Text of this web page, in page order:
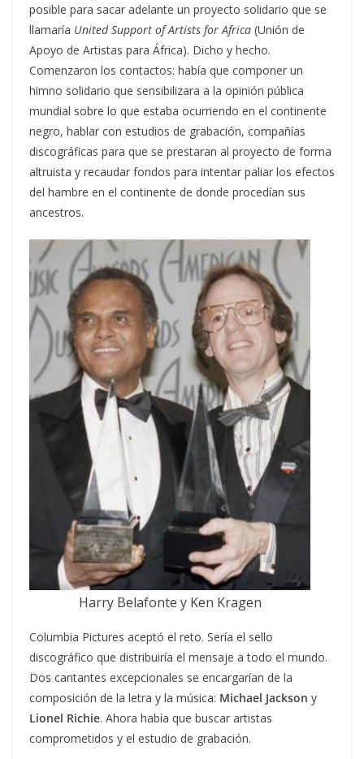
posible para sacar adelante un proyecto solidario que se
llamaría United Support of Artists for Africa (Unión de
Apoyo de Artistas para África). Dicho y hecho.
Comenzaron los contactos: había que componer un
himno solidario que sensibilizara a la opinión pública
mundial sobre lo que estaba ocurriendo en el continente
negro, hablar con estudios de grabación, compañías
discográficas para que se prestaran al proyecto de forma
altruista y recaudar fondos para intentar paliar los efectos
del hambre en el continente de donde procedían sus
ancestros.
Harry Belafonte y Ken Kragen
Columbia Pictures aceptó el reto. Sería el sello
discográfico que distribuiría el mensaje a todo el mundo.
Dos cantantes excepcionales se encargarían de la
composición de la letra y la música: Michael Jackson y
Lionel Richie. Ahora había que buscar artistas
comprometidos y el estudio de grabación.